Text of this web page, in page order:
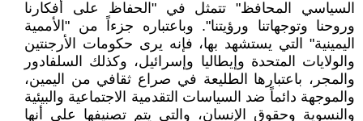
السياسي المحافظ" تتمثل في "الحفاظ على أفكارنا
وروحنا وتوجهاتنا ورؤيتنا". وباعتباره جزءاً من "الأممية
اليمينية" التي يستشهد بها، فإنه يرى حكومات الأرجنتين
والولايات المتحدة وإيطاليا وإسرائيل، وكذلك السلفادور
والمجر، باعتبارها الطليعة في صراع ثقافي من اليمين،
والموجهة دائماً ضد السياسات التقدمية الاجتماعية والبيئية
والنسوية وحقوق الإنسان، والتي يتم تصنيفها على أنها